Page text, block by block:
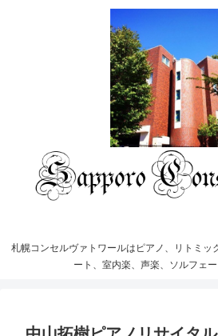
札幌コンセルヴァトワールはピアノ、リトミッ
ート、室内楽、声楽、ソルフェー